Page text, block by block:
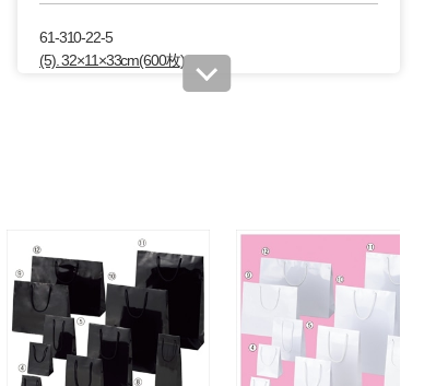
61-310-22-5
(5). 32×11×33cm(600枚)
61-310-22-6
(6). 32×11×43cm(600枚)
税抜 ￥30,020 /単価
￥55.04